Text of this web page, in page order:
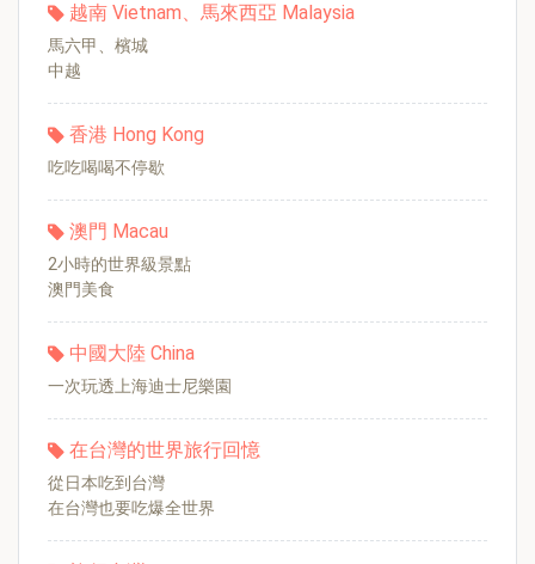
越南 Vietnam、馬來西亞 Malaysia
馬六甲、檳城
中越
香港 Hong Kong
吃吃喝喝不停歇
澳門 Macau
2小時的世界級景點
澳門美食
中國大陸 China
一次玩透上海迪士尼樂園
在台灣的世界旅行回憶
從日本吃到台灣
在台灣也要吃爆全世界